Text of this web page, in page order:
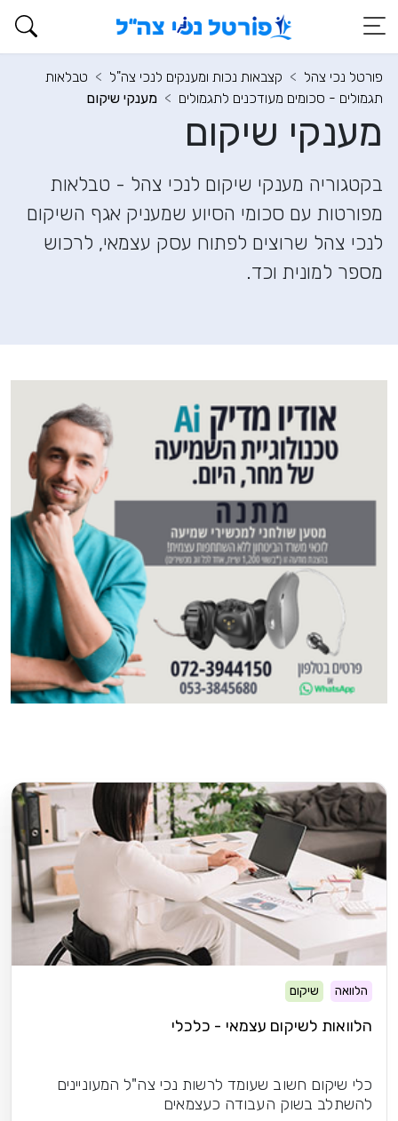
פורטל נכי צהל קצבאות נכות ומענקים לנכי צה"ל
טבלאות
תגמולים - סכומים מעודכנים לתגמולים
מענקי שיקום
מענקי שיקום
בקטגוריה מענקי שיקום לנכי צהל - טבלאות
מפורטות עם סכומי הסיוע שמעניק אגף השיקום
לנכי צהל שרוצים לפתוח עסק עצמאי, לרכוש
מספר למונית וכד.
הלוואה שיקום
הלוואות לשיקום עצמאי - כלכלי
כלי שיקום חשוב שעומד לרשות נכי צה"ל המעוניינים
להשתלב בשוק העבודה כעצמאים